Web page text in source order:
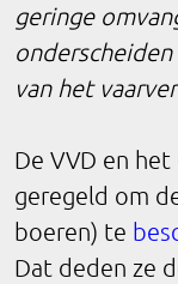
geringe
van het
De VVD en
geregeld om
boeren) te
Dat deden ze